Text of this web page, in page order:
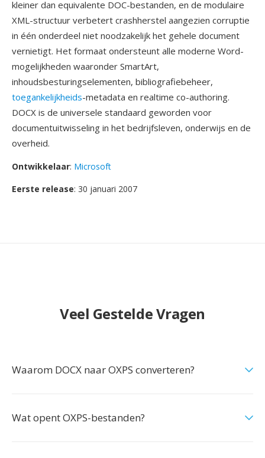
kleiner dan equivalente DOC-bestanden, en de modulaire
XML-structuur verbetert crashherstel aangezien corruptie
in één onderdeel niet noodzakelijk het gehele document
vernietigt. Het formaat ondersteunt alle moderne Word-
mogelijkheden waaronder SmartArt,
inhoudsbesturingselementen, bibliografiebeheer,
toegankelijkheids-metadata en realtime co-authoring.
DOCX is de universele standaard geworden voor
documentuitwisseling in het bedrijfsleven, onderwijs en de
overheid.
Ontwikkelaar: Microsoft
Eerste release: 30 januari 2007
Veel Gestelde Vragen
Waarom DOCX naar OXPS converteren?
Wat opent OXPS-bestanden?